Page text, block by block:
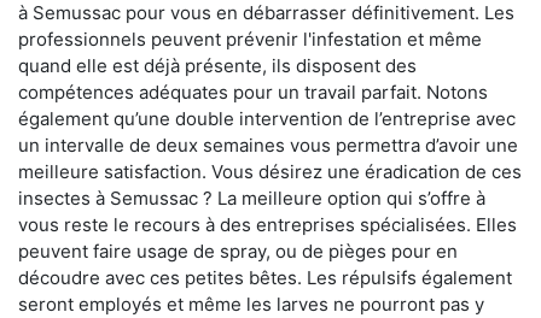
à Semussac pour vous en débarrasser définitivement. Les
professionnels peuvent prévenir l'infestation et même
quand elle est déjà présente, ils disposent des
compétences adéquates pour un travail parfait. Notons
également qu’une double intervention de l’entreprise avec
un intervalle de deux semaines vous permettra d’avoir une
meilleure satisfaction. Vous désirez une éradication de ces
insectes à Semussac ? La meilleure option qui s’offre à
vous reste le recours à des entreprises spécialisées. Elles
peuvent faire usage de spray, ou de pièges pour en
découdre avec ces petites bêtes. Les répulsifs également
seront employés et même les larves ne pourront pas y